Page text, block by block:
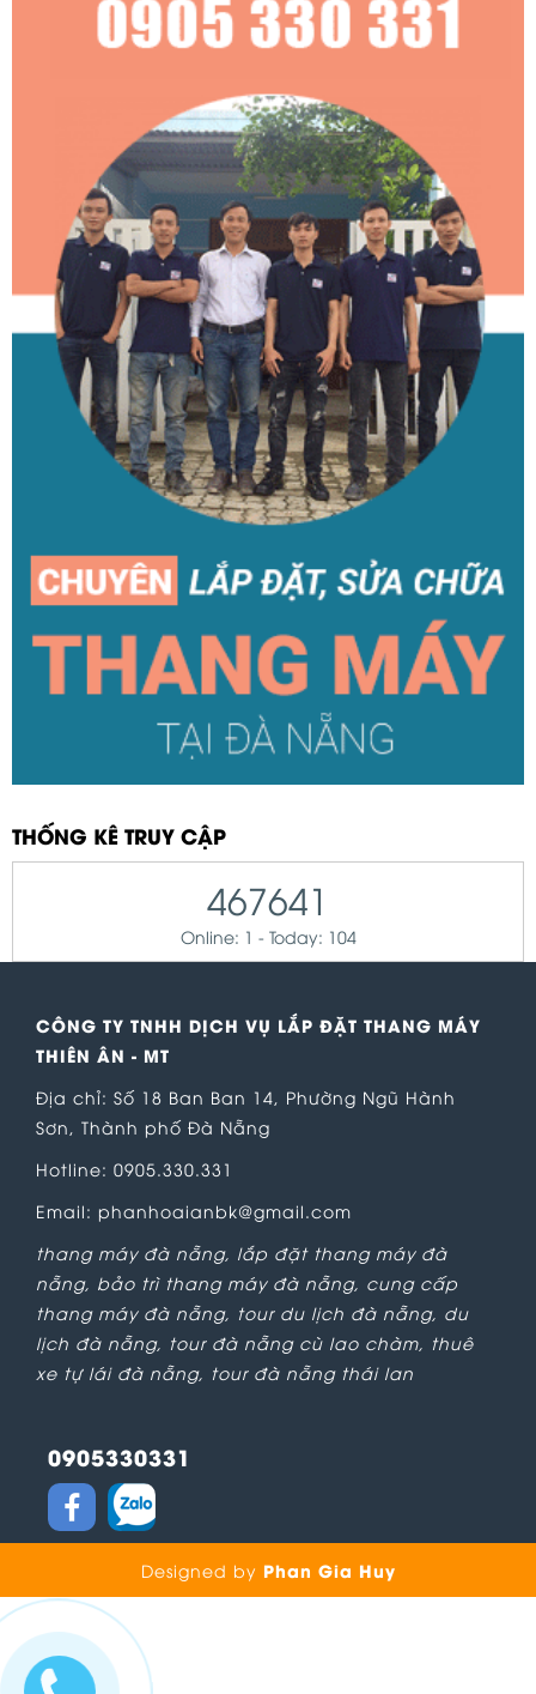
THỐNG KÊ TRUY CẬP
467641
Online: 1 - Today: 104
CÔNG TY TNHH DỊCH VỤ LẮP ĐẶT THANG MÁY
THIÊN ÂN - MT
Địa chỉ: Số 18 Ban Ban 14, Phường Ngũ Hành
Sơn, Thành phố Đà Nẵng
Hotline: 0905.330.331
Email: phanhoaianbk@gmail.com
thang máy đà nẵng, lắp đặt thang máy đà
nẵng, bảo trì thang máy đà nẵng, cung cấp
thang máy đà nẵng, tour du lịch đà nẵng, du
lịch đà nẵng, tour đà nẵng cù lao chàm, thuê
xe tự lái đà nẵng, tour đà nẵng thái lan
0905330331
Designed by Phan Gia Huy